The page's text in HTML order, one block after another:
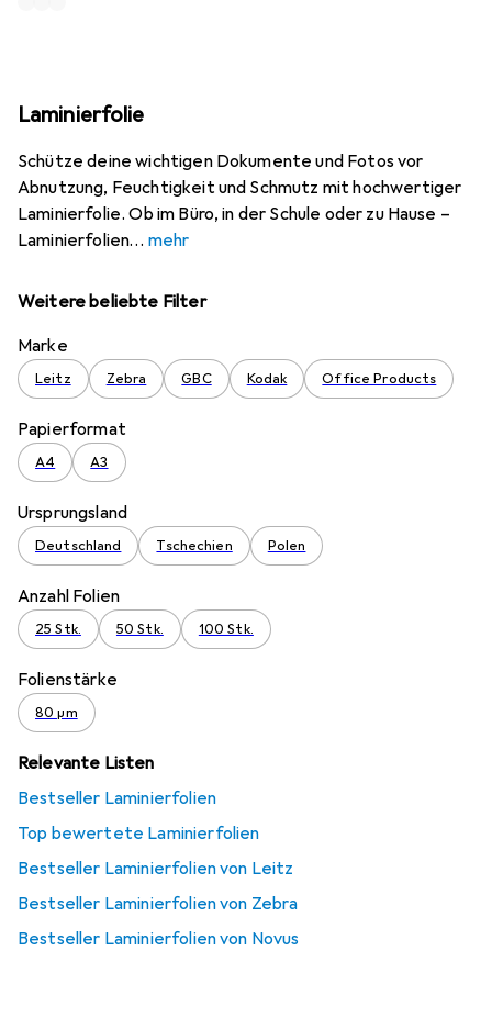
Laminierfolie
Schütze deine wichtigen Dokumente und Fotos vor
Abnutzung, Feuchtigkeit und Schmutz mit hochwertiger
Laminierfolie. Ob im Büro, in der Schule oder zu Hause –
Laminierfolien
mehr
Weitere beliebte Filter
Marke
Leitz Zebra GBC Kodak Office Products
Papierformat
A4 A3
Ursprungsland
Deutschland Tschechien Polen
Anzahl Folien
25 Stk. 50 Stk. 100 Stk.
Folienstärke
80 µm
Relevante Listen
Bestseller Laminierfolien
Top bewertete Laminierfolien
Bestseller Laminierfolien von Leitz
Bestseller Laminierfolien von Zebra
Bestseller Laminierfolien von Novus